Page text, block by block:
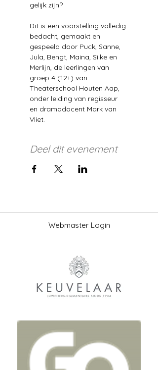
gelijk zijn?
Dit is een voorstelling volledig
bedacht, gemaakt en
gespeeld door Puck, Sanne,
Jula, Bengt, Maina, Silke en
Merlijn, de leerlingen van
groep 4 (12+) van
Theaterschool Houten Aap,
onder leiding van regisseur
en dramadocent Mark van
Vliet.
Deel dit evenement
Webmaster Login